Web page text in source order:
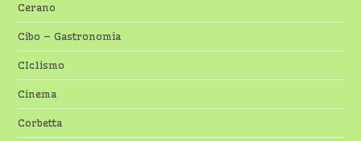
Cerano
Cibo – Gastronomia
CIclismo
Cinema
Corbetta